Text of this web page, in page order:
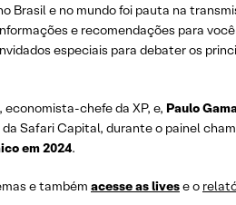
Brasil e no mundo foi pauta na
e recomendações para
especiais para debater os
, economista-chefe da XP, e, Paulo
Safari Capital, durante o painel
em 2024.
e também acesse as livese o